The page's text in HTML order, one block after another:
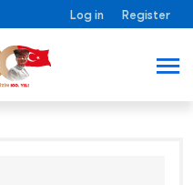
Log in Register